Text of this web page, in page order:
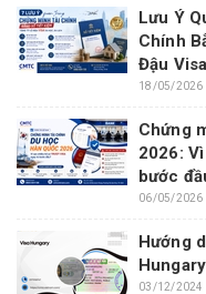
Lưu Ý
Chính
Đậu Visa
18/05/2026
Chứng
2026:
bước
06/05/2026
Hướng
Hungary
03/12/2024